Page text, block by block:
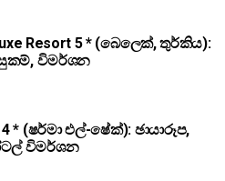
Resort 5 * (බෙලෙක්, තුර්කිය):
විමර්ශන
* (ෂර්මා එල්-ෂේක්): ඡායාරූප,
විමර්ශන